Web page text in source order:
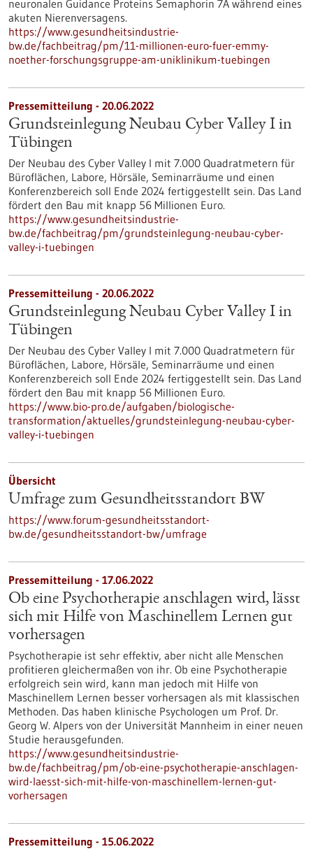
neuronalen Guidance Proteins Semaphorin 7A während eines
akuten Nierenversagens.
https://www.gesundheitsindustrie-
bw.de/fachbeitrag/pm/11-millionen-euro-fuer-emmy-
noether-forschungsgruppe-am-uniklinikum-tuebingen
Pressemitteilung - 20.06.2022
Grundsteinlegung Neubau Cyber Valley I in
Tübingen
Der Neubau des Cyber Valley I mit 7.000 Quadratmetern für
Büroflächen, Labore, Hörsäle, Seminarräume und einen
Konferenzbereich soll Ende 2024 fertiggestellt sein. Das Land
fördert den Bau mit knapp 56 Millionen Euro.
https://www.gesundheitsindustrie-
bw.de/fachbeitrag/pm/grundsteinlegung-neubau-cyber-
valley-i-tuebingen
Pressemitteilung - 20.06.2022
Grundsteinlegung Neubau Cyber Valley I in
Tübingen
Der Neubau des Cyber Valley I mit 7.000 Quadratmetern für
Büroflächen, Labore, Hörsäle, Seminarräume und einen
Konferenzbereich soll Ende 2024 fertiggestellt sein. Das Land
fördert den Bau mit knapp 56 Millionen Euro.
https://www.bio-pro.de/aufgaben/biologische-
transformation/aktuelles/grundsteinlegung-neubau-cyber-
valley-i-tuebingen
Übersicht
Umfrage zum Gesundheitsstandort BW
https://www.forum-gesundheitsstandort-
bw.de/gesundheitsstandort-bw/umfrage
Pressemitteilung - 17.06.2022
Ob eine Psychotherapie anschlagen wird, lässt
sich mit Hilfe von Maschinellem Lernen gut
vorhersagen
Psychotherapie ist sehr effektiv, aber nicht alle Menschen
profitieren gleichermaßen von ihr. Ob eine Psychotherapie
erfolgreich sein wird, kann man jedoch mit Hilfe von
Maschinellem Lernen besser vorhersagen als mit klassischen
Methoden. Das haben klinische Psychologen um Prof. Dr.
Georg W. Alpers von der Universität Mannheim in einer neuen
Studie herausgefunden.
https://www.gesundheitsindustrie-
bw.de/fachbeitrag/pm/ob-eine-psychotherapie-anschlagen-
wird-laesst-sich-mit-hilfe-von-maschinellem-lernen-gut-
vorhersagen
Pressemitteilung - 15.06.2022